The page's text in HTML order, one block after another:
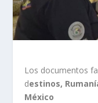
Los documentos
destinos,
México